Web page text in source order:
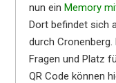
nun ein Memory
Dort befindet sich
durch
Fragen und Platz
QR Code können